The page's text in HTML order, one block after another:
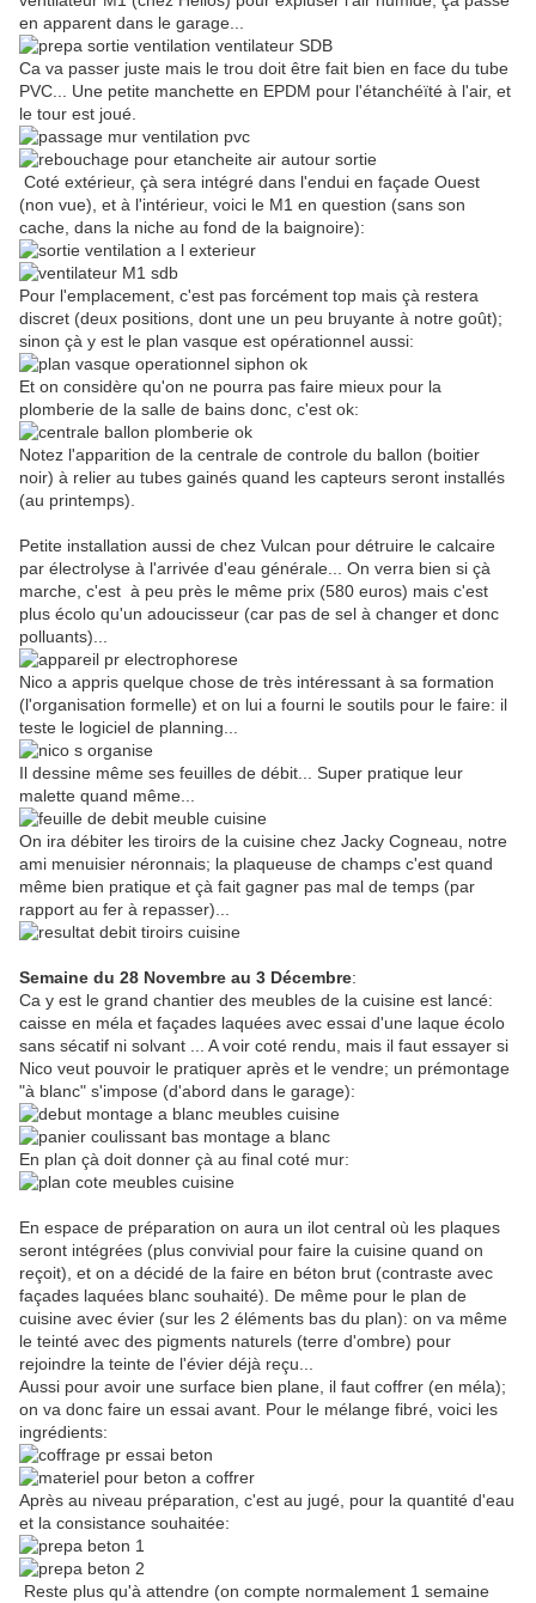
en apparent dans le garage...
Ca va passer juste mais le trou doit être fait bien en face du tube
PVC... Une petite manchette en EPDM pour l'étanchéïté à l'air, et
le tour est joué.
Coté extérieur, çà sera intégré dans l'endui en façade Ouest
(non vue), et à l'intérieur, voici le M1 en question (sans son
cache, dans la niche au fond de la baignoire):
Pour l'emplacement, c'est pas forcément top mais çà restera
discret (deux positions, dont une un peu bruyante à notre goût);
sinon çà y est le plan vasque est opérationnel aussi:
Et on considère qu'on ne pourra pas faire mieux pour la
plomberie de la salle de bains donc, c'est ok:
Notez l'apparition de la centrale de controle du ballon (boitier
noir) à relier au tubes gainés quand les capteurs seront installés
(au printemps).
Petite installation aussi de chez Vulcan pour détruire le calcaire
par électrolyse à l'arrivée d'eau générale... On verra bien si çà
marche, c'est à peu près le même prix (580 euros) mais c'est
plus écolo qu'un adoucisseur (car pas de sel à changer et donc
polluants)...
Nico a appris quelque chose de très intéressant à sa formation
(l'organisation formelle) et on lui a fourni le soutils pour le faire: il
teste le logiciel de planning...
Il dessine même ses feuilles de débit... Super pratique leur
malette quand même...
On ira débiter les tiroirs de la cuisine chez Jacky Cogneau, notre
ami menuisier néronnais; la plaqueuse de champs c'est quand
même bien pratique et çà fait gagner pas mal de temps (par
rapport au fer à repasser)...
Semaine du 28 Novembre au 3 Décembre:
Ca y est le grand chantier des meubles de la cuisine est lancé:
caisse en méla et façades laquées avec essai d'une laque écolo
sans sécatif ni solvant ... A voir coté rendu, mais il faut essayer si
Nico veut pouvoir le pratiquer après et le vendre; un prémontage
"à blanc" s'impose (d'abord dans le garage):
En plan çà doit donner çà au final coté mur:
En espace de préparation on aura un ilot central où les plaques
seront intégrées (plus convivial pour faire la cuisine quand on
reçoit), et on a décidé de la faire en béton brut (contraste avec
façades laquées blanc souhaité). De même pour le plan de
cuisine avec évier (sur les 2 éléments bas du plan): on va même
le teinté avec des pigments naturels (terre d'ombre) pour
rejoindre la teinte de l'évier déjà reçu...
Aussi pour avoir une surface bien plane, il faut coffrer (en méla);
on va donc faire un essai avant. Pour le mélange fibré, voici les
ingrédients:
Après au niveau préparation, c'est au jugé, pour la quantité d'eau
et la consistance souhaitée:
Reste plus qu'à attendre (on compte normalement 1 semaine